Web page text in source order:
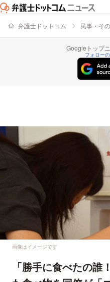
弁護士ドットコム 民事・そ
Googleトップ
フォロー
画像はイメージです
「勝手に食べたの